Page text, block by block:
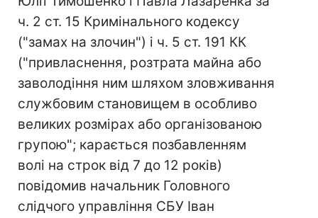
ч. 2 ст. 15 Кримінального кодексу
("замах на злочин") і ч. 5 ст. 191 КК
("привласнення, розтрата майна або
заволодіння ним шляхом зловживання
службовим становищем в особливо
великих розмірах або організованою
групою"; карається позбавленням
волі на строк від 7 до 12 років)
повідомив начальник Головного
слідчого управління СБУ Іван